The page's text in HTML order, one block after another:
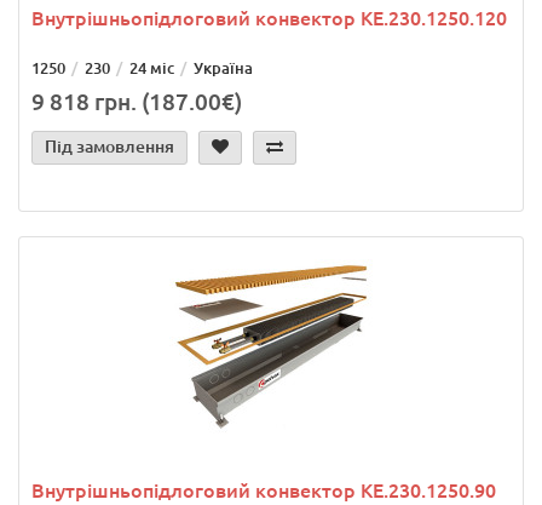
Внутрішньопідлоговий конвектор KE.230.1250.120
1250 230 24 міс Україна
9 818 грн. (187.00€)
Під замовлення
Внутрішньопідлоговий конвектор KE.230.1250.90